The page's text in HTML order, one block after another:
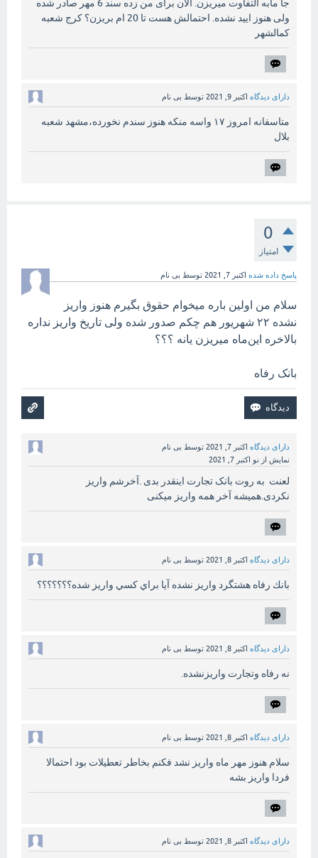
جا مابه التفاوت میریزن. الان برای من زده سند 6 مهر صادر شده
ولی هنوز ایید نشده. احتمالش هست تا 20 ام بریزن؟ کرج شعبه
کمالشهر
دارای دیدگاه اکتبر 9, 2021 توسط بی نام
متاسفانه امروز ۱۷ واسه منکه هنوز سندم نخورده،مشهد شعبه
بلال
0
امتیاز
پاسخ داده شده اکتبر 7, 2021 توسط بی نام
سلام من اولین باره میخوام حقوق بگیرم هنوز واریز
نشده ۲۲ شهریور هم چکم صدور شده ولی تاریخ واریز نداره
بالاخره این‌ماه میریزن یانه ؟؟؟
بانک رفاه
دارای دیدگاه اکتبر 7, 2021 توسط بی نام
نمایش از نو اکتبر 7, 2021
لعنت به روت بانک تجارت اینقدر بدی .آخرشم واریز
نکردی.همیشه آخر همه واریز میکنی
دارای دیدگاه اکتبر 8, 2021 توسط بی نام
بانك رفاه هشتگرد واريز نشده آيا براي كسي واريز شده؟؟؟؟؟؟؟
دارای دیدگاه اکتبر 8, 2021 توسط بی نام
نه رفاه وتجارت واریزنشده.
دارای دیدگاه اکتبر 8, 2021 توسط بی نام
سلام هنوز مهر ماه واریز نشد فکنم بخاطر تعطیلات بود احتمالا
فردا واریز بشه
دارای دیدگاه اکتبر 8, 2021 توسط بی نام